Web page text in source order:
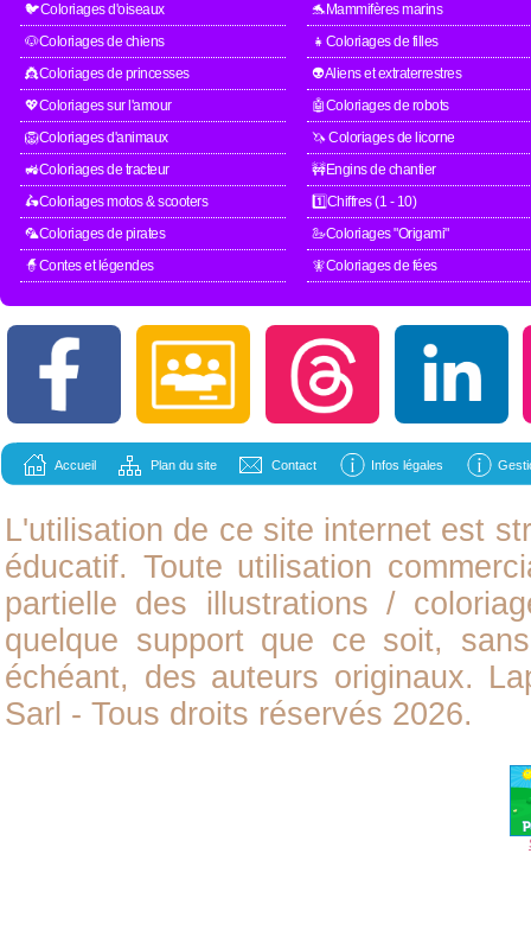
🐦Coloriages d'oiseaux
🐬Mammifères marins
🐶Coloriages de chiens
👧Coloriages de filles
👸Coloriages de princesses
👽Aliens et extraterrestres
💖Coloriages sur l'amour
🤖Coloriages de robots
🦁Coloriages d'animaux
🦄 Coloriages de licorne
🚜Coloriages de tracteur
🚧Engins de chantier
🛵Coloriages motos & scooters
1️⃣Chiffres (1 - 10)
🦜Coloriages de pirates
🦢Coloriages "Origami"
🧙Contes et légendes
🧚Coloriages de fées
Accueil Plan du site Contact Infos légales
L'utilisation de ce site internet est
éducatif. Toute utilisation
partielle des illustrations /
quelque support que ce soit,
échéant, des auteurs originaux.
Sarl - Tous droits réservés 2026.